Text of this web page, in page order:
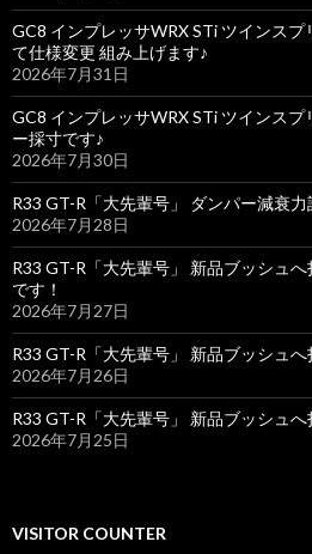
GC8 インプレッサWRX STi ツインス
て仕様変更 組み上げます♪
2026年7月31日
GC8 インプレッサWRX STi ツインス
ー採寸です♪
2026年7月30日
R33 GT-R「大先輩号」 ダンパー減衰
2026年7月28日
R33 GT-R「大先輩号」 新品ブッシュ
です！
2026年7月27日
R33 GT-R「大先輩号」 新品ブッシュ
2026年7月26日
R33 GT-R「大先輩号」 新品ブッシュ
2026年7月25日
VISITOR COUNTER